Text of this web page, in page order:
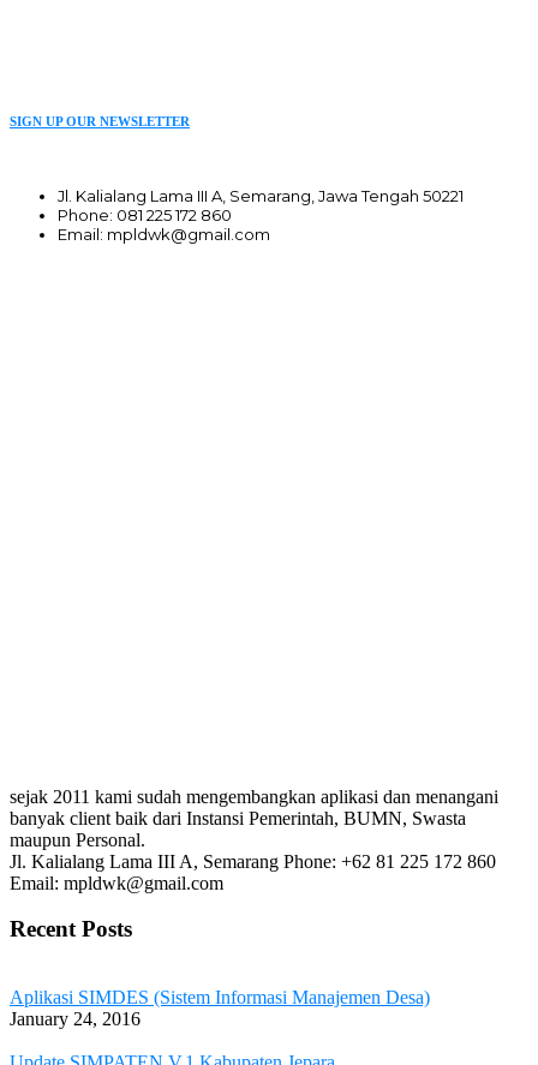
SIGN UP OUR NEWSLETTER
Jl. Kalialang Lama III A, Semarang, Jawa Tengah 50221
Phone: 081 225 172 860
Email: mpldwk@gmail.com
sejak 2011 kami sudah mengembangkan aplikasi dan menangani
banyak client baik dari Instansi Pemerintah, BUMN, Swasta
maupun Personal.
Jl. Kalialang Lama III A, Semarang Phone: +62 81 225 172 860
Email: mpldwk@gmail.com
Recent Posts
Aplikasi SIMDES (Sistem Informasi Manajemen Desa)
January 24, 2016